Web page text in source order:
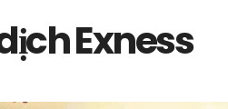
Exness